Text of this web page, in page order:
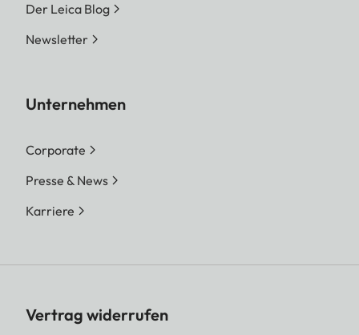
Der Leica Blog
Newsletter
Unternehmen
Corporate
Presse & News
Karriere
Vertrag widerrufen